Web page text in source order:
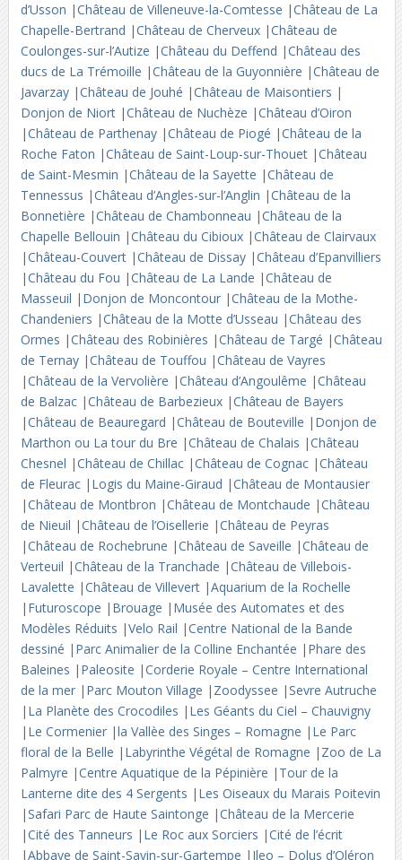
d’Usson |Château de Villeneuve-la-Comtesse |Château de La
Chapelle-Bertrand |Château de Cherveux |Château de
Coulonges-sur-l’Autize |Château du Deffend |Château des
ducs de La Trémoille |Château de la Guyonnière |Château de
Javarzay |Château de Jouhé |Château de Maisontiers |
Donjon de Niort |Château de Nuchèze |Château d’Oiron
|Château de Parthenay |Château de Piogé |Château de la
Roche Faton |Château de Saint-Loup-sur-Thouet |Château
de Saint-Mesmin |Château de la Sayette |Château de
Tennessus |Château d’Angles-sur-l’Anglin |Château de la
Bonnetière |Château de Chambonneau |Château de la
Chapelle Bellouin |Château du Cibioux |Château de Clairvaux
|Château-Couvert |Château de Dissay |Château d’Epanvilliers
|Château du Fou |Château de La Lande |Château de
Masseuil | Donjon de Moncontour |Château de la Mothe-
Chandeniers |Château de la Motte d’Usseau |Château des
Ormes |Château des Robinières |Château de Targé |Château
de Ternay |Château de Touffou |Château de Vayres
|Château de la Vervolière |Château d’Angoulême |Château
de Balzac |Château de Barbezieux |Château de Bayers
|Château de Beauregard |Château de Bouteville | Donjon de
Marthon ou La tour du Bre |Château de Chalais |Château
Chesnel |Château de Chillac |Château de Cognac |Château
de Fleurac | Logis du Maine-Giraud |Château de Montausier
|Château de Montbron |Château de Montchaude |Château
de Nieuil |Château de l’Oisellerie |Château de Peyras
|Château de Rochebrune |Château de Saveille |Château de
Verteuil |Château de la Tranchade |Château de Villebois-
Lavalette |Château de Villevert |Aquarium de la Rochelle
| Futuroscope | Brouage | Musée des Automates et des
Modèles Réduits |Velo Rail |Centre National de la Bande
dessiné | Parc Animalier de la Colline Enchantée | Phare des
Baleines | Paleosite |Corderie Royale – Centre International
de la mer | Parc Mouton Village | Zoodyssee |Sevre Autruche
| La Planète des Crocodiles | Les Géants du Ciel – Chauvigny
| Le Cormenier |la Vallèe des Singes – Romagne | Le Parc
floral de la Belle | Labyrinthe Végétal de Romagne | Zoo de La
Palmyre |Centre Aquatique de la Pépinière | Tour de la
Lanterne dite des 4 Sergents | Les Oiseaux du Marais Poitevin
|Safari Parc de Haute Saintonge |Château de la Mercerie
|Cité des Tanneurs | Le Roc aux Sorciers |Cité de l’écrit
|Abbaye de Saint-Savin-sur-Gartempe | Ileo – Dolus d’Oléron